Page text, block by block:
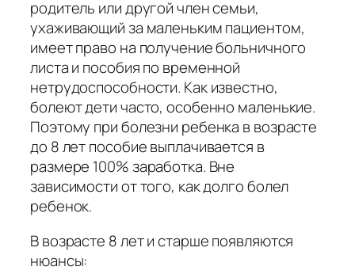
родитель или другой член семьи,
ухаживающий за маленьким пациентом,
имеет право на получение больничного
листа и пособия по временной
нетрудоспособности. Как известно,
болеют дети часто, особенно маленькие.
Поэтому при болезни ребенка в возрасте
до 8 лет пособие выплачивается в
размере 100% заработка. Вне
зависимости от того, как долго болел
ребенок.
В возрасте 8 лет и старше появляются
нюансы: